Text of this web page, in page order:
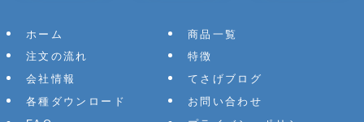
ホーム
商品一覧
注文の流れ
特徴
会社情報
てさげブログ
各種ダウンロード
お問い合わせ